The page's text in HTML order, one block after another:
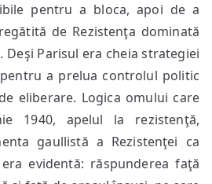
pentru a bloca, apoi de a
de Rezistenţa dominată
Deşi Parisul era cheia strategiei
a prelua controlul politic
eliberare. Logica omului care
1940, apelul la rezistenţă,
gaullistă a Rezistenţei ca
evidentă: răspunderea faţă